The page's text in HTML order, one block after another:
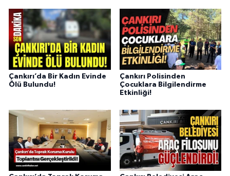
Çankırı’da Bir Kadın Evinde
Ölü Bulundu!
Çankırı Polisinden
Çocuklara Bilgilendirme
Etkinliği!